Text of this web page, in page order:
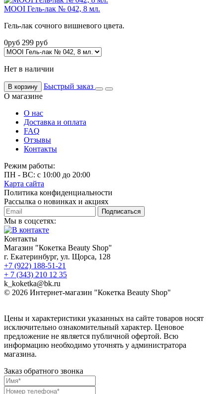
MOOI Гель-лак № 042, 8 мл.
Гель-лак сочного вишневого цвета.
0руб 299 руб
Нет в наличии
В корзину
Быстрый заказ
О магазине
О нас
Доставка и оплата
FAQ
Отзывы
Контакты
Режим работы:
ПН - ВС: с 10:00 до 20:00
Карта сайта
Политика конфиденциальности
Рассылка о новинках и акциях
Подписаться
Мы в соцсетях:
Контакты
Магазин "Кокетка Beauty Shop"
г. Екатеринбург, ул. Щорса, 128
+7 (922) 188-51-21
+ 7 (343) 210 12 35
k_koketka@bk.ru
© 2026 Интернет-магазин "Кокетка Beauty Shop"
Цены и характеристики указанных на сайте товаров носят
исключительно ознакомительный характер. Ценовое
предложение не является публичной офертой. Всю
информацию необходимо уточнять у администратора
магазина.
Заказ обратного звонка